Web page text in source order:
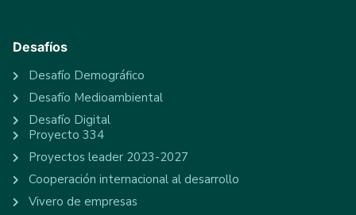
Desafíos
Desafío Demográfico
Desafío Medioambiental
Desafío Digital
Proyecto 334
Proyectos leader 2023-2027
Cooperación internacional al desarrollo
Vivero de empresas